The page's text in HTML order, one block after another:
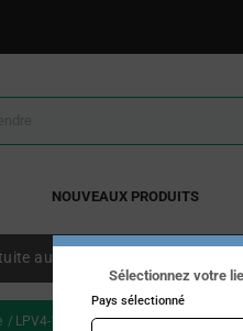
NOUVEAUX PRODUITS
aux États-Unis continentaux
LPV4-1750F-RGB
Sélectionnez votre
Pays sélectionné